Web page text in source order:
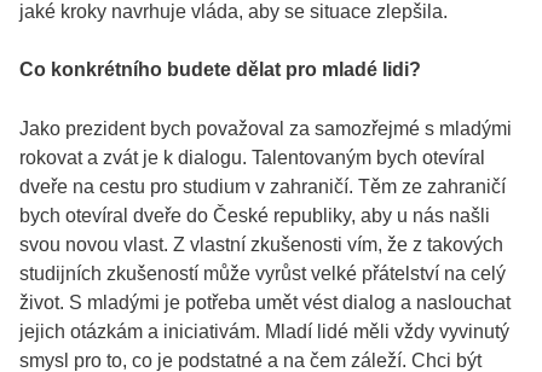
jaké kroky navrhuje vláda, aby se situace zlepšila.
Co konkrétního budete dělat pro mladé lidi?
Jako prezident bych považoval za samozřejmé s mladými
rokovat a zvát je k dialogu. Talentovaným bych otevíral
dveře na cestu pro studium v zahraničí. Těm ze zahraničí
bych otevíral dveře do České republiky, aby u nás našli
svou novou vlast. Z vlastní zkušenosti vím, že z takových
studijních zkušeností může vyrůst velké přátelství na celý
život. S mladými je potřeba umět vést dialog a naslouchat
jejich otázkám a iniciativám. Mladí lidé měli vždy vyvinutý
smysl pro to, co je podstatné a na čem záleží. Chci být